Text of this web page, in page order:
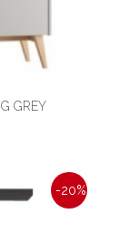
GREY
-20%